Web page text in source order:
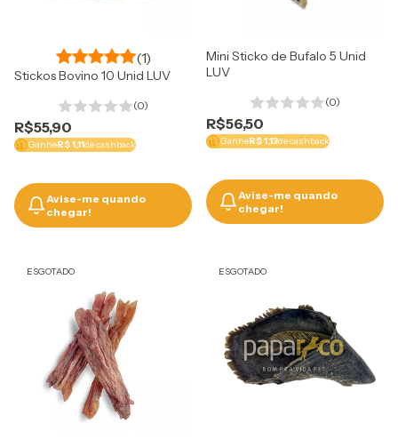
(1)
Stickos Bovino 10 Unid LUV
(0)
R$55,90
GanheR$ 1,11de cashback
Avise-me quando
chegar!
Mini Sticko de Bufalo 5 Unid
LUV
(0)
R$56,50
GanheR$ 1,13de cashback
Avise-me quando
chegar!
ESGOTADO ESGOTADO